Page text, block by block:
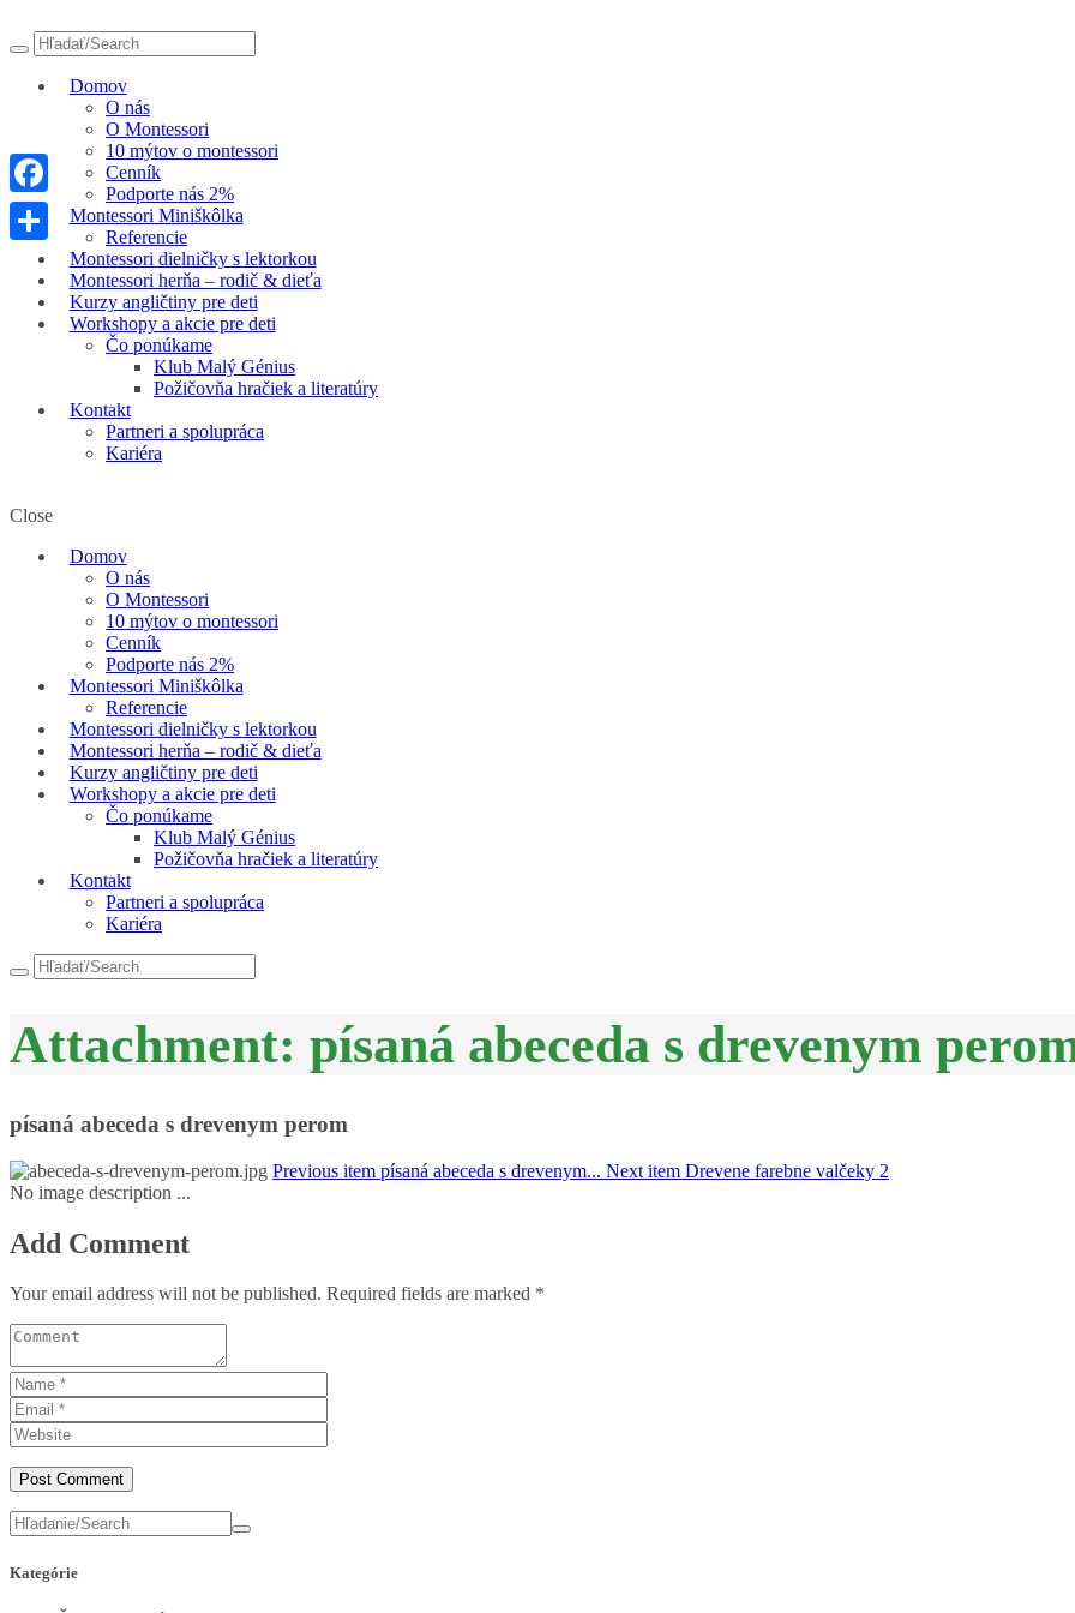
Domov
O nás
O Montessori
10 mýtov o montessori
Cenník
Podporte nás 2%
Montessori Miniškôlka
Referencie
Montessori dielničky s lektorkou
Montessori herňa – rodič & dieťa
Kurzy angličtiny pre deti
Workshopy a akcie pre deti
Čo ponúkame
Klub Malý Génius
Požičovňa hračiek a literatúry
Kontakt
Partneri a spolupráca
Kariéra
Close
Domov
O nás
O Montessori
10 mýtov o montessori
Cenník
Podporte nás 2%
Montessori Miniškôlka
Referencie
Montessori dielničky s lektorkou
Montessori herňa – rodič & dieťa
Kurzy angličtiny pre deti
Workshopy a akcie pre deti
Čo ponúkame
Klub Malý Génius
Požičovňa hračiek a literatúry
Kontakt
Partneri a spolupráca
Kariéra
Attachment: písaná abeceda s drevenym
písaná abeceda s drevenym perom
Previous item písaná abeceda s drevenym... Next item Drevene farebne valčeky 2
No image description ...
Add Comment
Your email address will not be published. Required fields are marked *
Kategórie
Facebook
Share